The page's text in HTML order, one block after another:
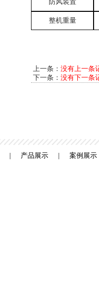
防风装置
整机重量
上一条： 没有上一条
下一条： 没有下一条
产品展示 案例展示